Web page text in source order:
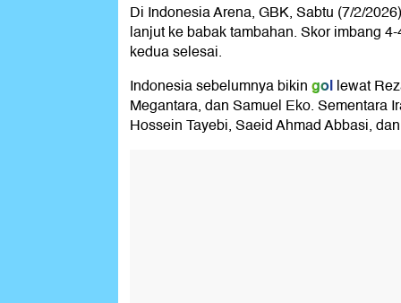
Di Indonesia Arena, GBK, Sabtu (7/2/
lanjut ke babak tambahan. Skor imbang
kedua selesai.
Indonesia sebelumnya bikingollewat
Megantara, dan Samuel Eko. Sementara
Hossein Tayebi, Saeid Ahmad Abbasi,